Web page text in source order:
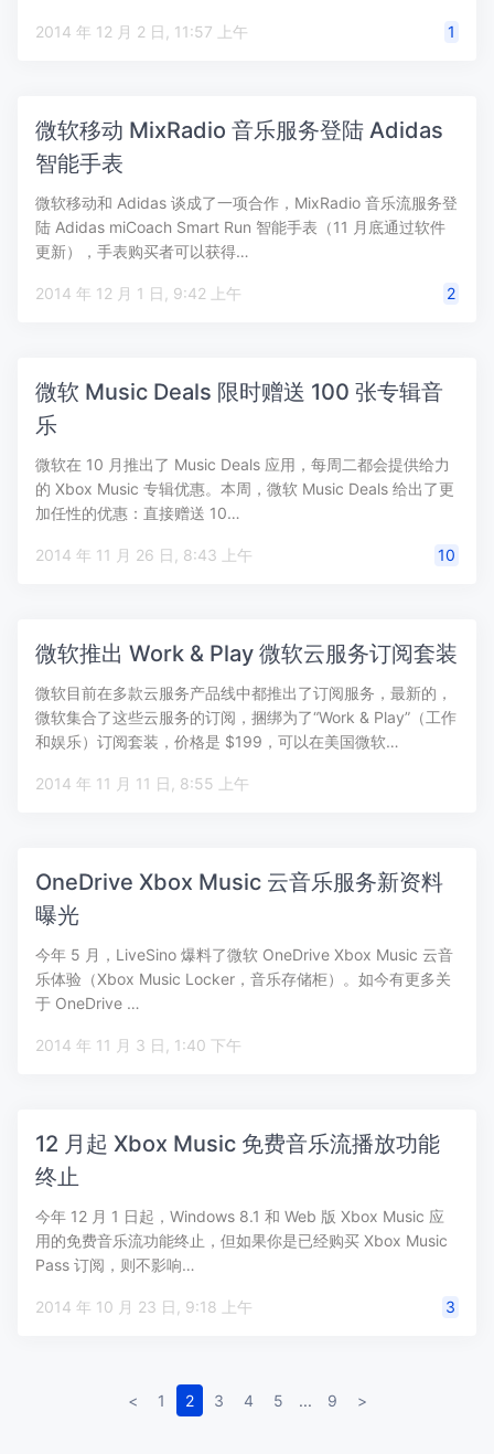
2014 年 12 月 2 日, 11:57 上午 1
微软移动 MixRadio 音乐服务登陆 Adidas
智能手表
微软移动和 Adidas 谈成了一项合作，MixRadio 音乐流服务登
陆 Adidas miCoach Smart Run 智能手表（11 月底通过软件
更新），手表购买者可以获得…
2014 年 12 月 1 日, 9:42 上午 2
微软 Music Deals 限时赠送 100 张专辑音
乐
微软在 10 月推出了 Music Deals 应用，每周二都会提供给力
的 Xbox Music 专辑优惠。本周，微软 Music Deals 给出了更
加任性的优惠：直接赠送 10…
2014 年 11 月 26 日, 8:43 上午 10
微软推出 Work & Play 微软云服务订阅套装
微软目前在多款云服务产品线中都推出了订阅服务，最新的，
微软集合了这些云服务的订阅，捆绑为了“Work & Play”（工作
和娱乐）订阅套装，价格是 $199，可以在美国微软…
2014 年 11 月 11 日, 8:55 上午
OneDrive Xbox Music 云音乐服务新资料
曝光
今年 5 月，LiveSino 爆料了微软 OneDrive Xbox Music 云音
乐体验（Xbox Music Locker，音乐存储柜）。如今有更多关
于 OneDrive …
2014 年 11 月 3 日, 1:40 下午
12 月起 Xbox Music 免费音乐流播放功能
终止
今年 12 月 1 日起，Windows 8.1 和 Web 版 Xbox Music 应
用的免费音乐流功能终止，但如果你是已经购买 Xbox Music
Pass 订阅，则不影响…
2014 年 10 月 23 日, 9:18 上午 3
< 1 2 3 4 5 ... 9 >